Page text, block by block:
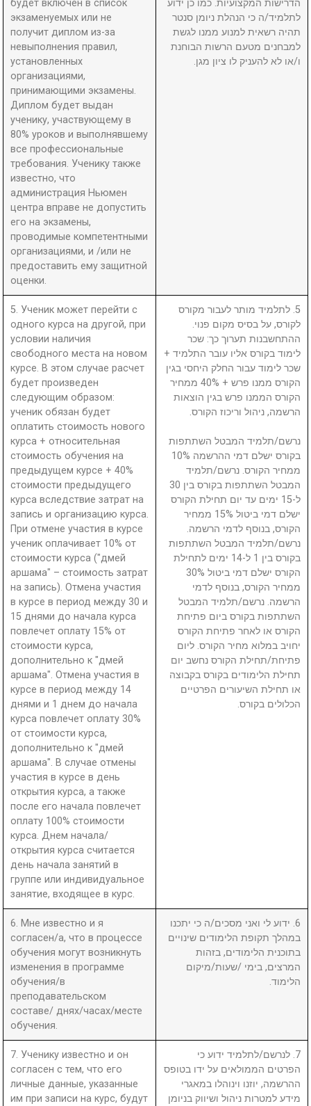
будет включен в список
экзаменуемых или не
получит диплом из-за
невыполнения правил,
установленных
организациями,
принимающими экзамены.
Диплом будет выдан
ученику, участвующему в
80% уроков и выполнявшему
все профессиональные
требования. Ученику также
известно, что
администрация Ньюмен
центра вправе не допустить
его на экзамены,
проводимые компетентными
организациями, и /или не
предоставить ему защитной
оценки.
הדרישות המקצועיות. כמו כן ידוע
לתלמיד/ה כי הנהלת ניומן סנטר
תהיה רשאית למנוע ממנו לגשת
למבחנים מטעם הרשות הבוחנת
ו/או לא להעניק לו ציון מגן.
5. Ученик может перейти с
одного курса на другой, при
условии наличия
свободного места на новом
курсе. В этом случае расчет
будет произведен
следующим образом:
ученик обязан будет
оплатить стоимость нового
курса + относительная
стоимость обучения на
предыдущем курсе + 40%
стоимости предыдущего
курса вследствие затрат на
запись и организацию курса.
При отмене участия в курсе
ученик оплачивает 10% от
стоимости курса ("дмей
аршама" – стоимость затрат
на запись). Отмена участия
в курсе в период между 30 и
15 днями до начала курса
повлечет оплату 15% от
стоимости курса,
дополнительно к "дмей
аршама". Отмена участия в
курсе в период между 14
днями и 1 днем до начала
курса повлечет оплату 30%
от стоимости курса,
дополнительно к "дмей
аршама". В случае отмены
участия в курсе в день
открытия курса, а также
после его начала повлечет
оплату 100% стоимости
курса. Днем начала/
открытия курса считается
день начала занятий в
группе или индивидуальное
занятие, входящее в курс.
5. לתלמיד מותר לעבור מקורס
לקורס, על בסיס מקום פנוי.
ההתחשבנות תערוך כך: שכר
לימוד בקורס אליו עובר התלמיד +
שכר לימוד עבור החלק היחסי בגין
הקורס ממנו פרש + 40% ממחיר
הקורס הממנו פרש בגין הוצאות
הרשמה, ניהול וריכוז הקורס.
נרשם/תלמיד המבטל השתתפות
בקורס ישלם דמי ההרשמה 10%
ממחיר הקורס. נרשם/תלמיד
המבטל השתתפות בקורס בין 30
ל-15 ימים עד יום תחילת הקורס
ישלם דמי ביטול 15% ממחיר
הקורס, בנוסף לדמי הרשמה.
נרשם/תלמיד המבטל השתתפות
בקורס בין 1 ל-14 ימים לתחילת
הקורס ישלם דמי ביטול 30%
ממחיר הקורס, בנוסף לדמי
הרשמה. נרשם/תלמיד המבטל
השתתפות בקורס ביום פתיחת
הקורס או לאחר פתיחת הקורס
יחויב במלוא מחיר הקורס. ליום
פתיחת/תחילת הקורס נחשב יום
תחילת הלימודים בקורס בקבוצה
או תחילת השיעורים הפרטיים
הכלולים בקורס.
6. Мне известно и я
согласен/а, что в процессе
обучения могут возникнуть
изменения в программе
обучения/в
преподавательском
составе/ днях/часах/месте
обучения.
6. ידוע לי ואני מסכים/ה כי יתכנו
במהלך תקופת הלימודים שינויים
בתוכנית הלימודים, בזהות
המרצים, בימי /שעות/מיקום
הלימוד.
7. Ученику известно и он
согласен с тем, что его
личные данные, указанные
им при записи на курс, будут
7. לנרשם/לתלמיד ידוע כי
הפרטים הממולאים על ידו בטופס
ההרשמה, יוזנו וינוהלו במאגרי
מידע למטרות ניהול ושיווק בניומן